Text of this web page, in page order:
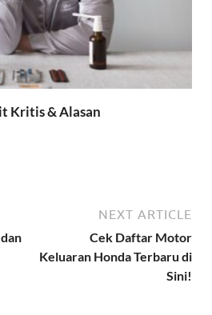
Kritis & Alasan
NEXT ARTICLE
Cek Daftar Motor
Keluaran Honda Terbaru di
Sini!